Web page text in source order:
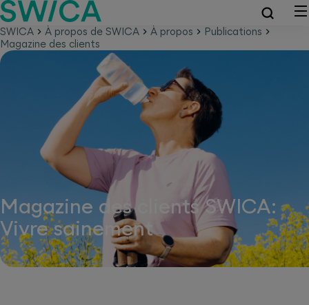
SWICA À propos de SWICA À propos
Publications
Magazine des clients
Magazine des clients SWICA:
Vivre sainement